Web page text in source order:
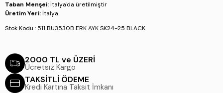
Taban Menşei: İtalya'da üretilmiştir
Üretim Yeri: İtalya
Stok Kodu : 511 BU3530B ERK AYK SK24-25 BLACK
2000 TL ve ÜZERİ
Ücretsiz Kargo
TAKSİTLİ ÖDEME
Kredi Kartına Taksit İmkanı